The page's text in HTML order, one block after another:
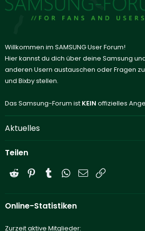
Willkommen im SAMSUNG User Forum!
Hier kannst du dich über deine Samsung
anderen Usern austauschen oder Fragen
und Bixby stellen.
Das Samsung-Forum ist KEIN offizielles
Aktuelles
Teilen
Reddit PinterestTumblrWhatsApp
E-Mail
Online-Statistiken
Zurzeit aktive Mitglieder